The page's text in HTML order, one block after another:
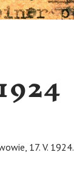
17. V. 1924.